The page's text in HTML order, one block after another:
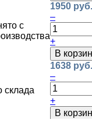
с
1950 руб.
–
+
В
склада
1638 руб.
–
+
В